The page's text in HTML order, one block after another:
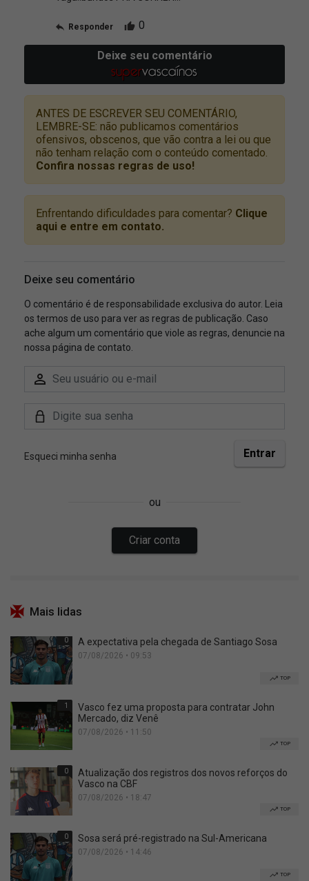
Mais lidas
0 A expectativa pela chegada de Santiago Sosa
07/08/2026 • 09:53
TOP
1
Vasco fez uma proposta para contratar John
Mercado, diz Venê
07/08/2026 • 11:50
TOP
0
Atualização dos registros dos novos reforços do
Vasco na CBF
07/08/2026 • 18:47
TOP
0 Sosa será pré-registrado na Sul-Americana
07/08/2026 • 14:46
TOP